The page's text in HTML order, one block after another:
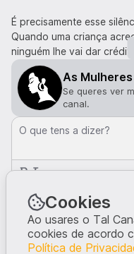
É precisamente esse
Quando uma criança
ninguém lhe vai dar
piores para si do que
livre para continuar. Não
potencialmente com
Há ainda um detalhe na
que não foi cometido "o
juridicamente os factos,
de violência sexual
aceitáveis.
Não são.
As Mulheres
Se queres ver
canal.
O que tens a dizer?
Comentários · 0
Ninguém
Cookies
Ao usares o Tal
cookies de acordo
Política de